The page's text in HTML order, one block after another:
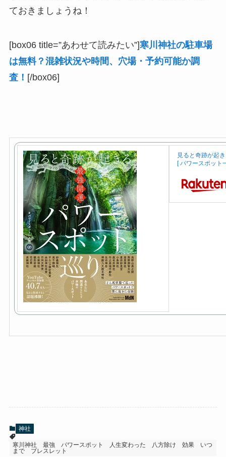
ておきましょうね！
[box06 title=”あわせて読みたい”]寒川神社の駐車場
は無料？混雑状況や時間、穴場・予約可能か調
査！ [/box06]
見ると奇跡が起
[ パワースポット
神社
寒川神社 最強 パワースポット 人生変わった 八方除け 効果 いつ
まで ブレスレット